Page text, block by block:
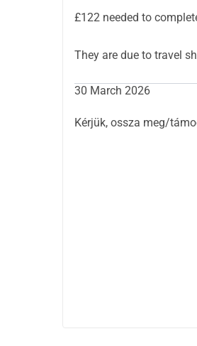
£122 needed to
30 March 2026
Kérjük, ossza meg/